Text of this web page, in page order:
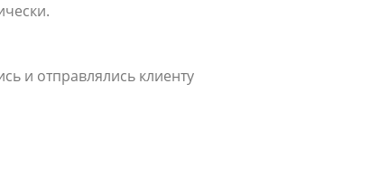
и отправлялись клиенту